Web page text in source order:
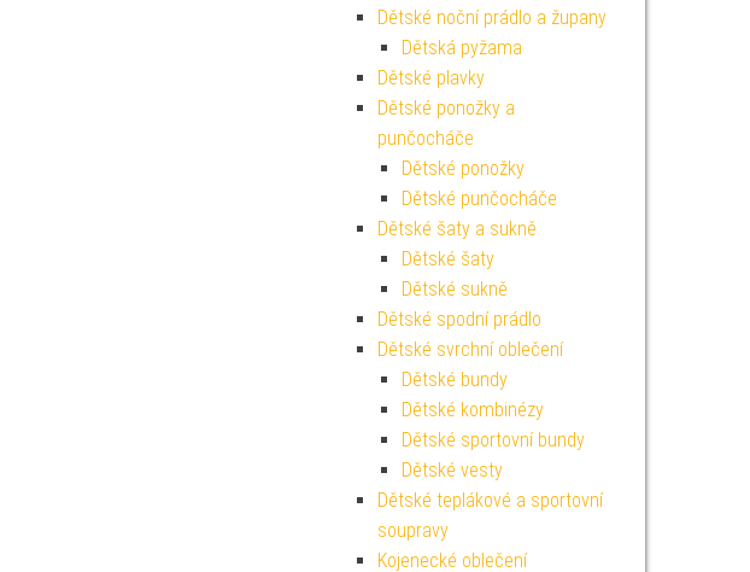
Dětské noční prádlo a župany
Dětská pyžama
Dětské plavky
Dětské ponožky a
punčocháče
Dětské ponožky
Dětské punčocháče
Dětské šaty a sukně
Dětské šaty
Dětské sukně
Dětské spodní prádlo
Dětské svrchní oblečení
Dětské bundy
Dětské kombinézy
Dětské sportovní bundy
Dětské vesty
Dětské teplákové a sportovní
soupravy
Kojenecké oblečení